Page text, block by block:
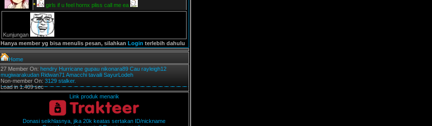
*
girls if u feel hornx pliss call me ea
Kunjungan
Hanya member yg bisa menulis pesan, silahkan Login terlebih dahulu
Home
27 Member On: hendry Hurricane gupau nikonara89 Cau rayleigh12
mugiwarakudan Ridwan71 Amacchi tavaili SayurLodeh
Non-member On: 3129 stalker.
Load in 1.409 sec
Link produk menarik
Donasi seikhlasnya, jika 20k keatas sertakan ID/nickname